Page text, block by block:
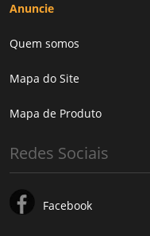
Anuncie
Quem somos
Mapa do Site
Mapa de Produto
Redes Sociais
Facebook